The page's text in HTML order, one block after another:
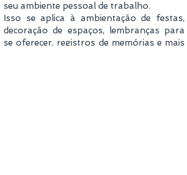
seu ambiente pessoal de trabalho.
Isso se aplica à ambientação de festas,
decoração de espaços, lembranças para
se oferecer, registros de memórias e mais